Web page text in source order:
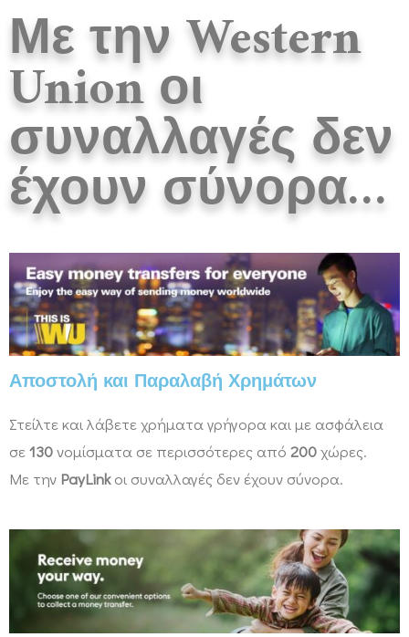
Με την Western
Union οι
συναλλαγές δεν
έχουν σύνορα…
Αποστολή και Παραλαβή Χρημάτων
Στείλτε και λάβετε χρήματα γρήγορα και με ασφάλεια
σε130νομίσματα σε περισσότερες από 200χώρες.
Με την PayLinkοι συναλλαγές δεν έχουν σύνορα.